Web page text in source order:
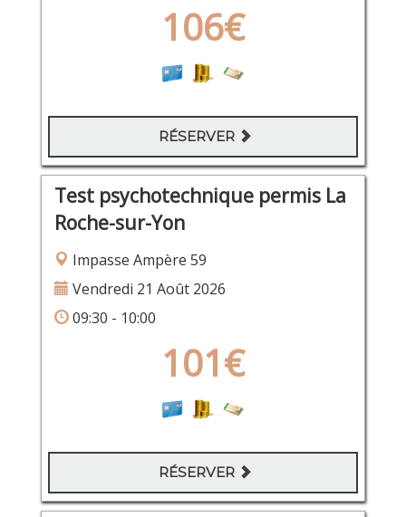
106€
RÉSERVER
Test psychotechnique permis La
Roche-sur-Yon
Impasse Ampère 59
Vendredi 21 Août 2026
09:30 - 10:00
101€
RÉSERVER